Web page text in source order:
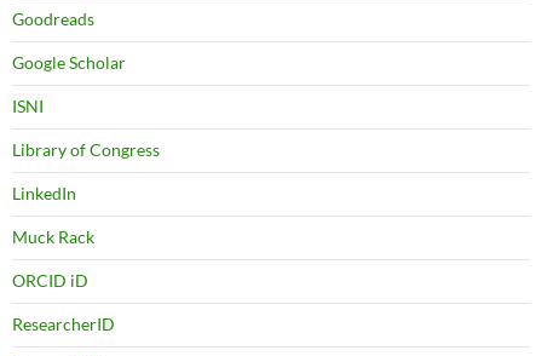
Goodreads
Google Scholar
ISNI
Library of Congress
LinkedIn
Muck Rack
ORCID iD
ResearcherID